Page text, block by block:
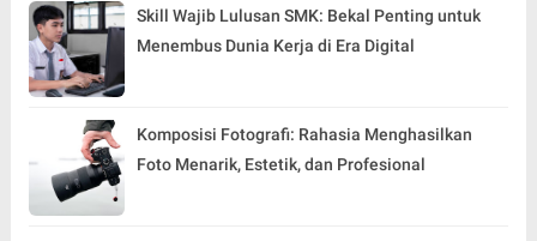
Skill Wajib Lulusan SMK: Bekal Penting untuk
Menembus Dunia Kerja di Era Digital
Komposisi Fotografi: Rahasia Menghasilkan
Foto Menarik, Estetik, dan Profesional